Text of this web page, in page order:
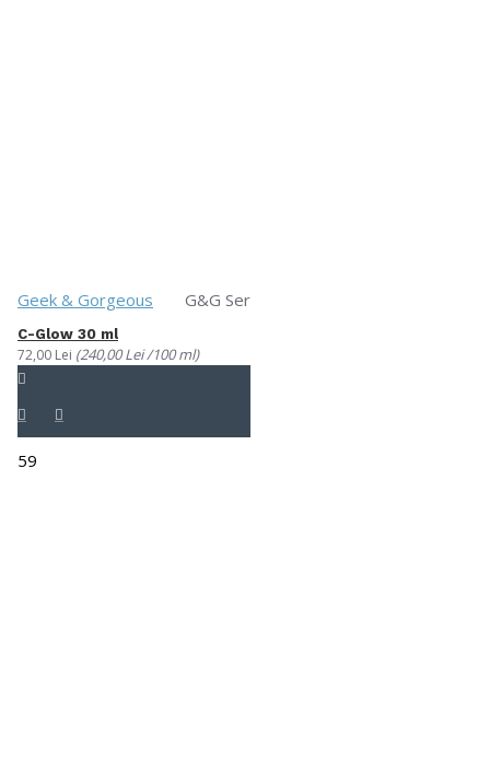
Geek & Gorgeous G&G Ser
C-Glow 30 ml
72,00 Lei (240,00 Lei /100 ml)
59